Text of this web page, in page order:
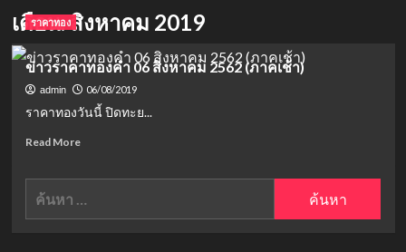
เดือน:สิงหาคม 2019
ราคาทอง
ข่าวราคาทองคำ 06 สิงหาคม 2562 (ภาคเช้า)
admin 06/08/2019
ราคาทองวันนี้ ปิดทะย...
Read MoreRead
ราคา
ค้นหา